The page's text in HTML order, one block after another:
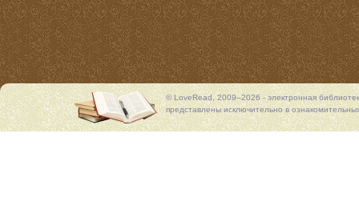
© LoveRead, 2009–2026 - электронная
представлены исключительно в